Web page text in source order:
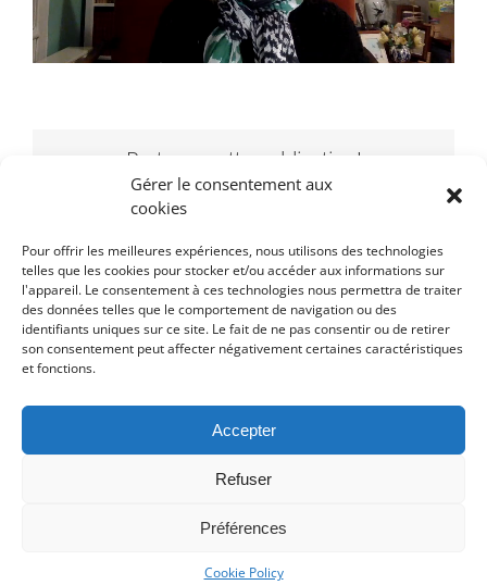
Gérer le consentement aux
cookies
Pour offrir les meilleures expériences, nous utilisons des technologies
telles que les cookies pour stocker et/ou accéder aux informations sur
l'appareil. Le consentement à ces technologies nous permettra de traiter
des données telles que le comportement de navigation ou des
identifiants uniques sur ce site. Le fait de ne pas consentir ou de retirer
son consentement peut affecter négativement certaines caractéristiques
et fonctions.
Accepter
Refuser
Préférences
Cookie Policy
Partagez cette publication!
Facebook
TwitterLinkedInWhatsApp
Pinterest
Contes à Lire et Ecouter